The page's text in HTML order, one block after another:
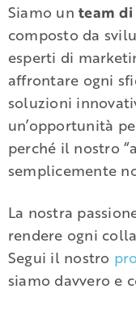
Siamo unteam
composto da
esperti di
affrontare ogni
soluzioni
un’opportunità
perché il nostro
semplicemente
La nostra
rendere ogni
Segui il nostro
siamo davvero e